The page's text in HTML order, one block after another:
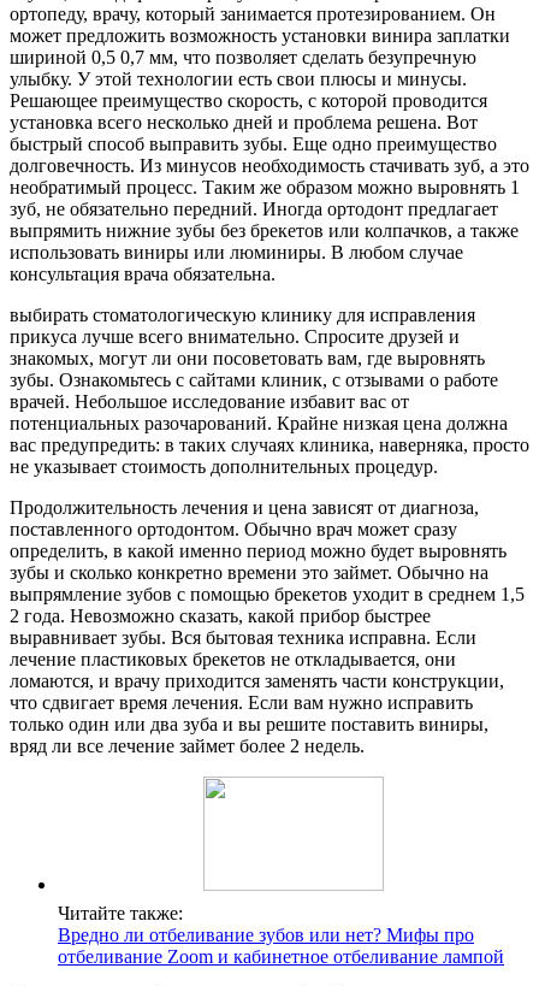
ортопеду, врачу, который занимается протезированием. Он
может предложить возможность установки винира заплатки
шириной 0,5 0,7 мм, что позволяет сделать безупречную
улыбку. У этой технологии есть свои плюсы и минусы.
Решающее преимущество скорость, с которой проводится
установка всего несколько дней и проблема решена. Вот
быстрый способ выправить зубы. Еще одно преимущество
долговечность. Из минусов необходимость стачивать зуб, а это
необратимый процесс. Таким же образом можно выровнять 1
зуб, не обязательно передний. Иногда ортодонт предлагает
выпрямить нижние зубы без брекетов или колпачков, а также
использовать виниры или люминиры. В любом случае
консультация врача обязательна.
выбирать стоматологическую клинику для исправления
прикуса лучше всего внимательно. Спросите друзей и
знакомых, могут ли они посоветовать вам, где выровнять
зубы. Ознакомьтесь с сайтами клиник, с отзывами о работе
врачей. Небольшое исследование избавит вас от
потенциальных разочарований. Крайне низкая цена должна
вас предупредить: в таких случаях клиника, наверняка, просто
не указывает стоимость дополнительных процедур.
Продолжительность лечения и цена зависят от диагноза,
поставленного ортодонтом. Обычно врач может сразу
определить, в какой именно период можно будет выровнять
зубы и сколько конкретно времени это займет. Обычно на
выпрямление зубов с помощью брекетов уходит в среднем 1,5
2 года. Невозможно сказать, какой прибор быстрее
выравнивает зубы. Вся бытовая техника исправна. Если
лечение пластиковых брекетов не откладывается, они
ломаются, и врачу приходится заменять части конструкции,
что сдвигает время лечения. Если вам нужно исправить
только один или два зуба и вы решите поставить виниры,
вряд ли все лечение займет более 2 недель.
Читайте также:
Вредно ли отбеливание зубов или нет? Мифы про
отбеливание Zoom и кабинетное отбеливание лампой